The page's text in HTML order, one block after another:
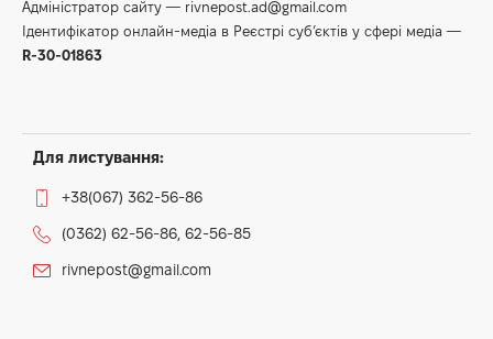
Адміністратор сайту — rivnepost.ad@gmail.com
Ідентифікатор онлайн-медіа в Реєстрі суб’єктів у сфері медіа —
R-30-01863
Для листування:
+38(067) 362-56-86
(0362) 62-56-86, 62-56-85
rivnepost@gmail.com